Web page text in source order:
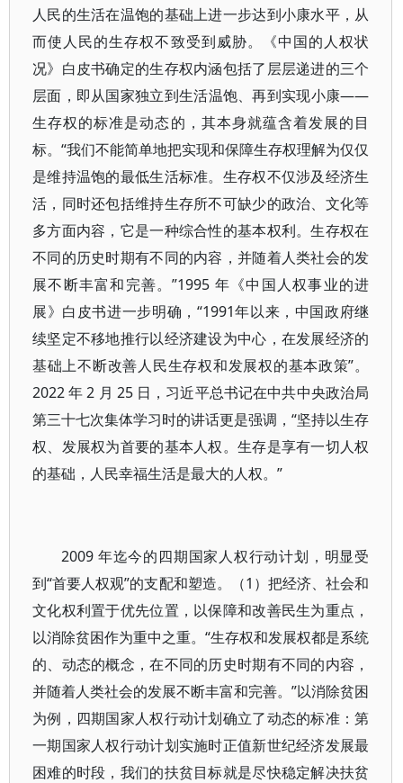
人民的生活在温饱的基础上进一步达到小康水平，从
而使人民的生存权不致受到威胁。《中国的人权状
况》白皮书确定的生存权内涵包括了层层递进的三个
层面，即从国家独立到生活温饱、再到实现小康——
生存权的标准是动态的，其本身就蕴含着发展的目
标。“我们不能简单地把实现和保障生存权理解为仅仅
是维持温饱的最低生活标准。生存权不仅涉及经济生
活，同时还包括维持生存所不可缺少的政治、文化等
多方面内容，它是一种综合性的基本权利。生存权在
不同的历史时期有不同的内容，并随着人类社会的发
展不断丰富和完善。”1995 年《中国人权事业的进
展》白皮书进一步明确，“1991年以来，中国政府继
续坚定不移地推行以经济建设为中心，在发展经济的
基础上不断改善人民生存权和发展权的基本政策”。
2022 年 2 月 25 日，习近平总书记在中共中央政治局
第三十七次集体学习时的讲话更是强调，“坚持以生存
权、发展权为首要的基本人权。生存是享有一切人权
的基础，人民幸福生活是最大的人权。”
2009 年迄今的四期国家人权行动计划，明显受
到“首要人权观”的支配和塑造。（1）把经济、社会和
文化权利置于优先位置，以保障和改善民生为重点，
以消除贫困作为重中之重。“生存权和发展权都是系统
的、动态的概念，在不同的历史时期有不同的内容，
并随着人类社会的发展不断丰富和完善。”以消除贫困
为例，四期国家人权行动计划确立了动态的标准：第
一期国家人权行动计划实施时正值新世纪经济发展最
困难的时段，我们的扶贫目标就是尽快稳定解决扶贫